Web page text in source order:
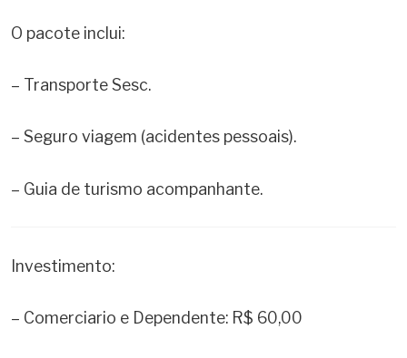
O pacote inclui:
– Transporte Sesc.
– Seguro viagem (acidentes pessoais).
– Guia de turismo acompanhante.
Investimento:
– Comerciario e Dependente: R$ 60,00